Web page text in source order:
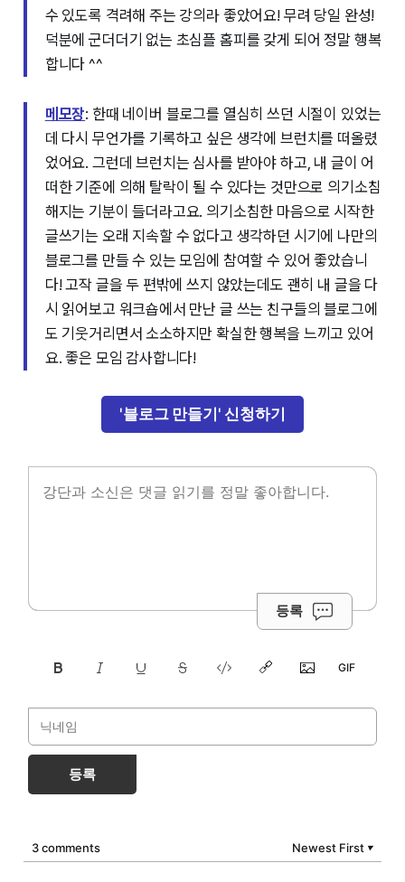
수 있도록 격려해 주는 강의라 좋았어요! 무려 당일 완성!
덕분에 군더더기 없는 초심플 홈피를 갖게 되어 정말 행복
합니다 ^^
메모장: 한때 네이버 블로그를 열심히 쓰던 시절이 있었는
데 다시 무언가를 기록하고 싶은 생각에 브런치를 떠올렸
었어요. 그런데 브런치는 심사를 받아야 하고, 내 글이 어
떠한 기준에 의해 탈락이 될 수 있다는 것만으로 의기소침
해지는 기분이 들더라고요. 의기소침한 마음으로 시작한
글쓰기는 오래 지속할 수 없다고 생각하던 시기에 나만의
블로그를 만들 수 있는 모임에 참여할 수 있어 좋았습니
다! 고작 글을 두 편밖에 쓰지 않았는데도 괜히 내 글을 다
시 읽어보고 워크숍에서 만난 글 쓰는 친구들의 블로그에
도 기웃거리면서 소소하지만 확실한 행복을 느끼고 있어
요. 좋은 모임 감사합니다!
'블로그 만들기' 신청하기
등록
등록
3 comments Newest First ▼